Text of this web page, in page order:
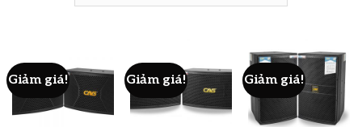
Giảm giá! Giảm giá! Giảm giá!